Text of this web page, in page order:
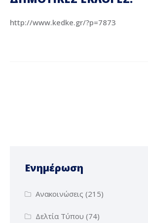
http://www.kedke.gr/?p=7873
Ενημέρωση
Ανακοινώσεις (215)
Δελτία Τύπου (74)